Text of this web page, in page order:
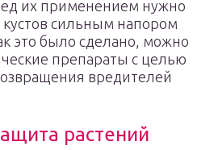
их применением нужно
сильным напором
это было сделано, можно
препараты с целью
вредителей
растений